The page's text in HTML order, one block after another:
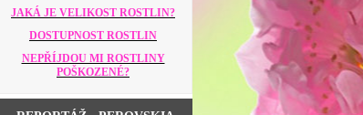
JAKÁ JE VELIKOST ROSTLIN?
DOSTUPNOST ROSTLIN
NEPŘÍJDOU MI ROSTLINY
POŠKOZENÉ?